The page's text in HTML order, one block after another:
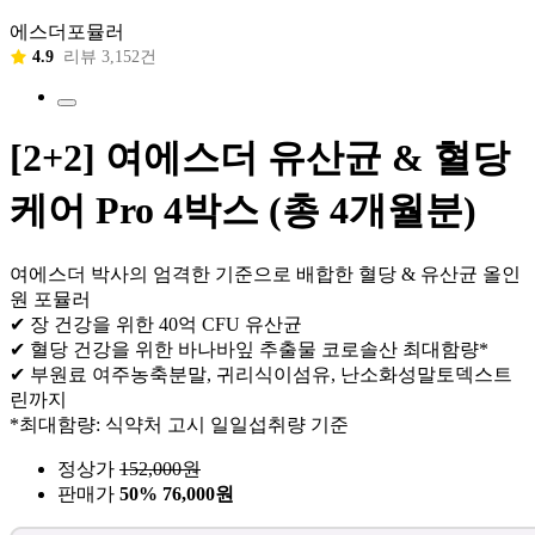
에스더포뮬러
4.9 리뷰 3,152건
[2+2] 여에스더 유산균 & 혈당
케어 Pro 4박스 (총 4개월분)
여에스더 박사의 엄격한 기준으로 배합한 혈당 & 유산균 올인
원 포뮬러
✔ 장 건강을 위한 40억 CFU 유산균
✔ 혈당 건강을 위한 바나바잎 추출물 코로솔산 최대함량*
✔ 부원료 여주농축분말, 귀리식이섬유, 난소화성말토덱스트
린까지
*최대함량: 식약처 고시 일일섭취량 기준
정상가 152,000원
판매가 50% 76,000원